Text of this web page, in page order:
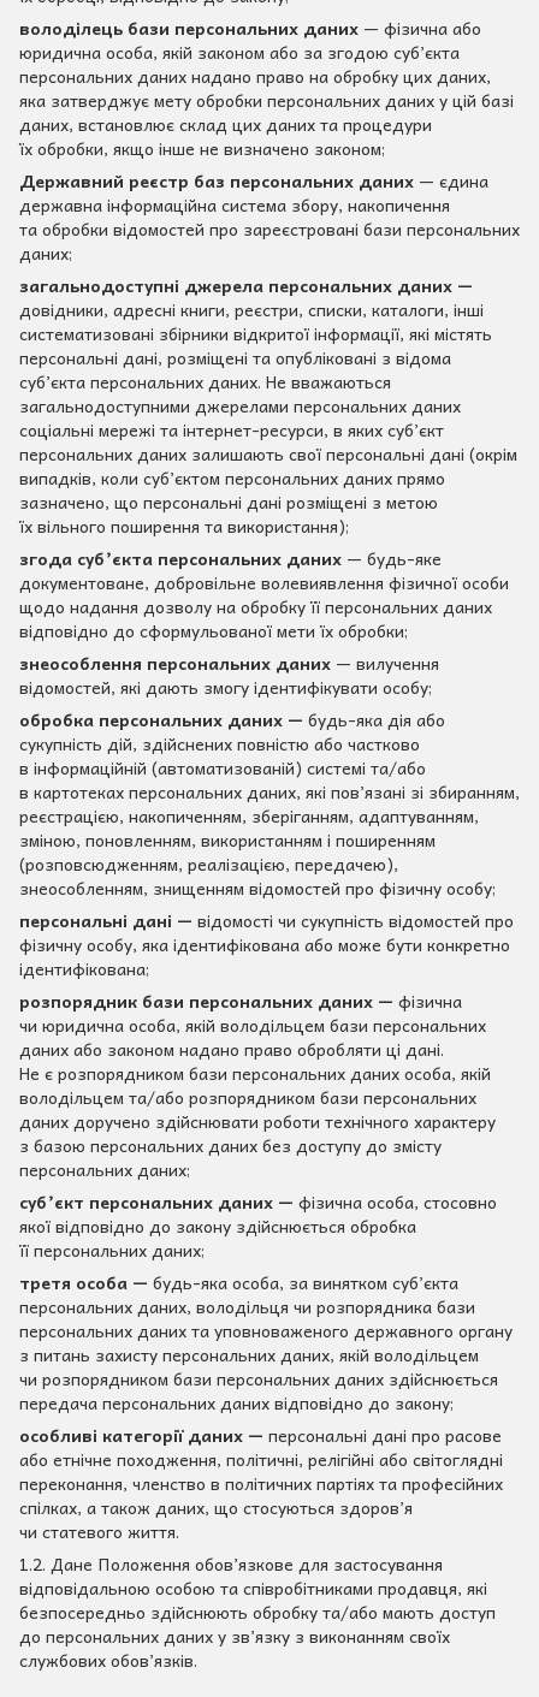
володілець бази персональних даних — фізична або
юридична особа, якій законом або за згодою суб’єкта
персональних даних надано право на обробку цих даних,
яка затверджує мету обробки персональних даних у цій базі
даних, встановлює склад цих даних та процедури
їх обробки, якщо інше не визначено законом;
Державний реєстр баз персональних даних — єдина
державна інформаційна система збору, накопичення
та обробки відомостей про зареєстровані бази персональних
даних;
загальнодоступні джерела персональних даних —
довідники, адресні книги, реєстри, списки, каталоги, інші
систематизовані збірники відкритої інформації, які містять
персональні дані, розміщені та опубліковані з відома
суб’єкта персональних даних. Не вважаються
загальнодоступними джерелами персональних даних
соціальні мережі та інтернет-ресурси, в яких суб’єкт
персональних даних залишають свої персональні дані (окрім
випадків, коли суб’єктом персональних даних прямо
зазначено, що персональні дані розміщені з метою
їх вільного поширення та використання);
згода суб’єкта персональних даних — будь-яке
документоване, добровільне волевиявлення фізичної особи
щодо надання дозволу на обробку її персональних даних
відповідно до сформульованої мети їх обробки;
знеособлення персональних даних — вилучення
відомостей, які дають змогу ідентифікувати особу;
обробка персональних даних — будь-яка дія або
сукупність дій, здійснених повністю або частково
в інформаційній (автоматизованій) системі та/або
в картотеках персональних даних, які пов’язані зі збиранням,
реєстрацією, накопиченням, зберіганням, адаптуванням,
зміною, поновленням, використанням і поширенням
(розповсюдженням, реалізацією, передачею),
знеособленням, знищенням відомостей про фізичну особу;
персональні дані — відомості чи сукупність відомостей про
фізичну особу, яка ідентифікована або може бути конкретно
ідентифікована;
розпорядник бази персональних даних — фізична
чи юридична особа, якій володільцем бази персональних
даних або законом надано право обробляти ці дані.
Не є розпорядником бази персональних даних особа, якій
володільцем та/або розпорядником бази персональних
даних доручено здійснювати роботи технічного характеру
з базою персональних даних без доступу до змісту
персональних даних;
суб’єкт персональних даних — фізична особа, стосовно
якої відповідно до закону здійснюється обробка
її персональних даних;
третя особа — будь-яка особа, за винятком суб’єкта
персональних даних, володільця чи розпорядника бази
персональних даних та уповноваженого державного органу
з питань захисту персональних даних, якій володільцем
чи розпорядником бази персональних даних здійснюється
передача персональних даних відповідно до закону;
особливі категорії даних — персональні дані про расове
або етнічне походження, політичні, релігійні або світоглядні
переконання, членство в політичних партіях та професійних
спілках, а також даних, що стосуються здоров’я
чи статевого життя.
1.2. Дане Положення обов’язкове для застосування
відповідальною особою та співробітниками продавця, які
безпосередньо здійснюють обробку та/або мають доступ
до персональних даних у зв’язку з виконанням своїх
службових обов’язків.